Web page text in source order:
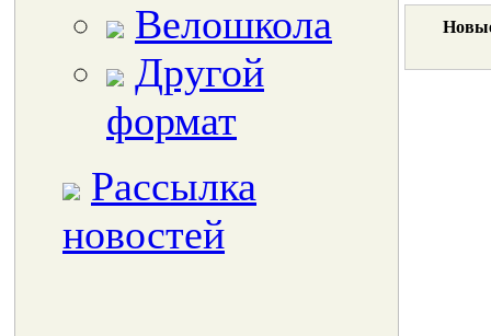
Велошкола
Другой
формат
Рассылка
новостей